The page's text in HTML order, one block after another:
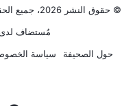
© حقوق النشر 2026، جميع الحقوق محفوظة |
مُستضاف
حول الصحيفة
سياسة